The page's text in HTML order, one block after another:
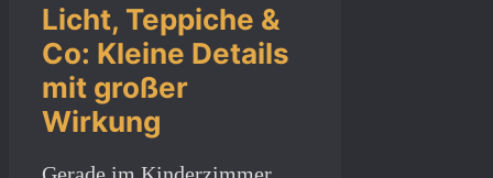
Licht, Teppiche &
Co: Kleine Details
mit großer
Wirkung